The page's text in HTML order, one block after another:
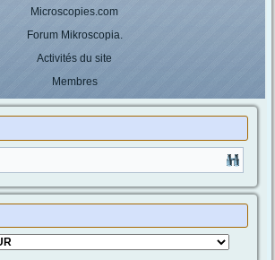
Microscopies.com
Forum Mikroscopia.
Activités du site
Membres